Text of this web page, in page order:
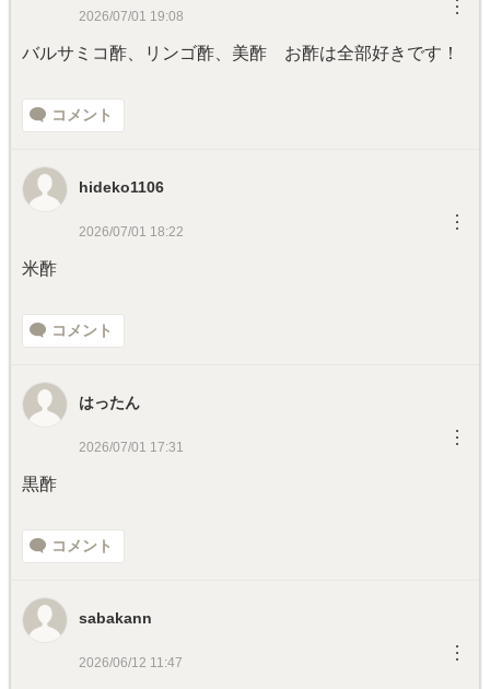
2026/07/01 19:08 ︙
バルサミコ酢、リンゴ酢、美酢 お酢は全部好きです！
コメント
hideko1106
2026/07/01 18:22 ︙
米酢
コメント
はったん
2026/07/01 17:31 ︙
黒酢
コメント
sabakann
2026/06/12 11:47 ︙